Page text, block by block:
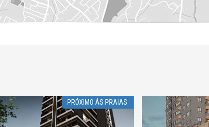
PRÓXIMO ÁS PRAIAS